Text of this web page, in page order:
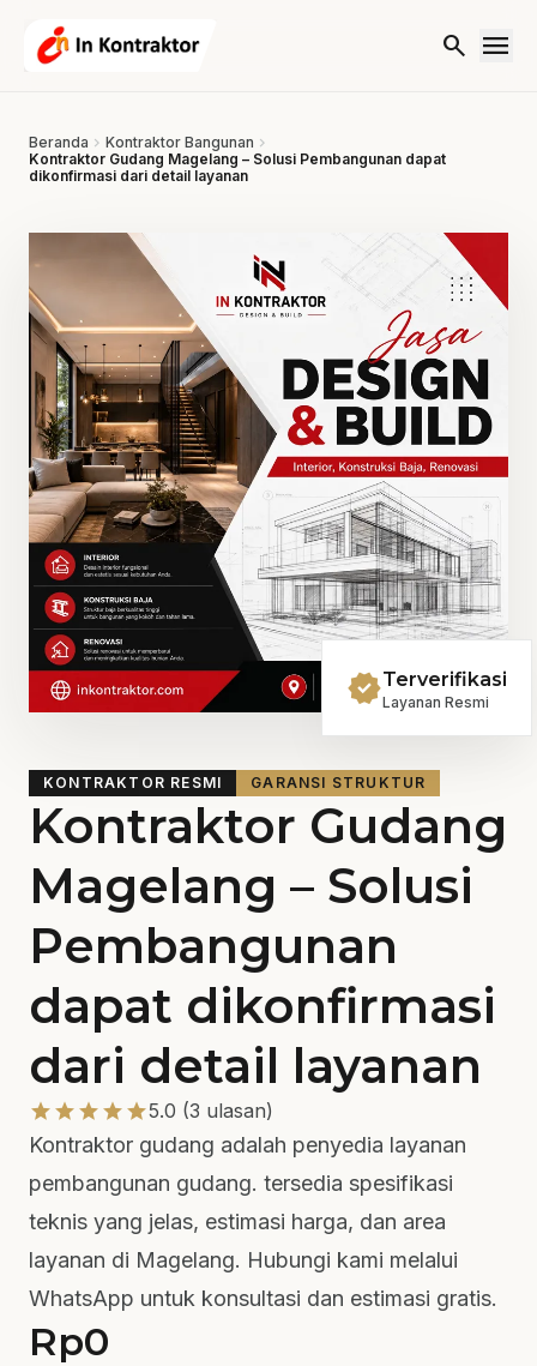
search menu
Beranda chevron_right Kontraktor Bangunan chevron_right
Kontraktor Gudang Magelang – Solusi Pembangunan dapat
dikonfirmasi dari detail layanan
verifiedTerverifikasi
Layanan Resmi
KONTRAKTOR RESMI GARANSI STRUKTUR
Kontraktor Gudang
Magelang – Solusi
Pembangunan
dapat dikonfirmasi
dari detail layanan
starstarstarstarstar5.0 (3 ulasan)
Kontraktor gudang adalah penyedia layanan
pembangunan gudang. tersedia spesifikasi
teknis yang jelas, estimasi harga, dan area
layanan di Magelang. Hubungi kami melalui
WhatsApp untuk konsultasi dan estimasi gratis.
Rp0